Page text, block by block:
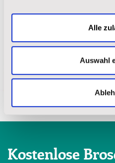
Alle
Auswahl
Kostenlose